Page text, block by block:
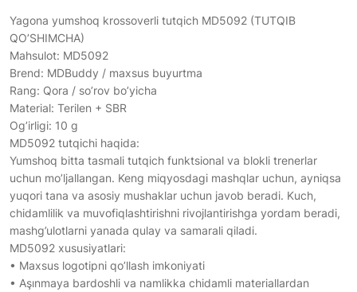
Yagona yumshoq krossoverli tutqich MD5092 (TUTQIB
QO’SHIMCHA)
Mahsulot: MD5092
Brend: MDBuddy / maxsus buyurtma
Rang: Qora / so’rov bo’yicha
Material: Terilen + SBR
Og’irligi: 10 g
MD5092 tutqichi haqida:
Yumshoq bitta tasmali tutqich funktsional va blokli trenerlar
uchun mo’ljallangan. Keng miqyosdagi mashqlar uchun, ayniqsa
yuqori tana va asosiy mushaklar uchun javob beradi. Kuch,
chidamlilik va muvofiqlashtirishni rivojlantirishga yordam beradi,
mashg’ulotlarni yanada qulay va samarali qiladi.
MD5092 xususiyatlari:
• Maxsus logotipni qo’llash imkoniyati
• Aşınmaya bardoshli va namlikka chidamli materiallardan